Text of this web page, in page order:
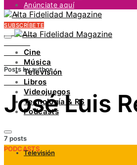
Anúnciate aquí
Contacto
FACEBOOK
INSTAGRAM
PINTEREST
YOUTUBE
LINKEDIN
SUBSCRÍBETE
Cine
Música
Televisión
Libros
Videojuegos
Tecnología & RS
Podcasts
PODCASTS
Posts by author
José Luis
7 posts
Televisión